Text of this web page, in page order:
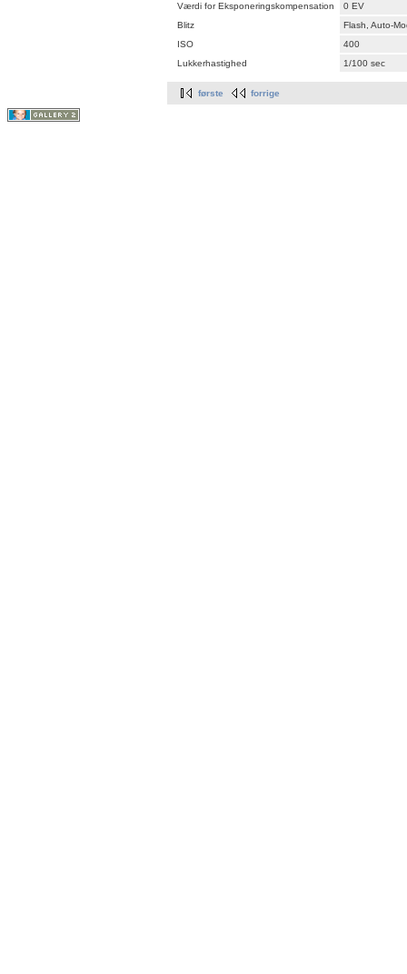
Værdi for Eksponeringskompensation
0 EV
Blitz
Flash, Auto-
ISO
400
Lukkerhastighed
1/100 sec
første forrige